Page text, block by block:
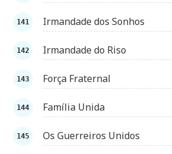
Irmandade dos Sonhos
Irmandade do Riso
Força Fraternal
Família Unida
Os Guerreiros Unidos